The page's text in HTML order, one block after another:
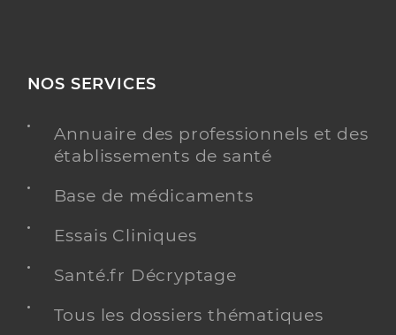
NOS SERVICES
Annuaire des professionnels et des
établissements de santé
Base de médicaments
Essais Cliniques
Santé.fr Décryptage
Tous les dossiers thématiques